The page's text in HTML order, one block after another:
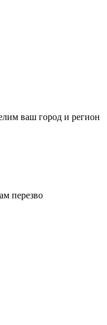
ваш город и регион
перезво